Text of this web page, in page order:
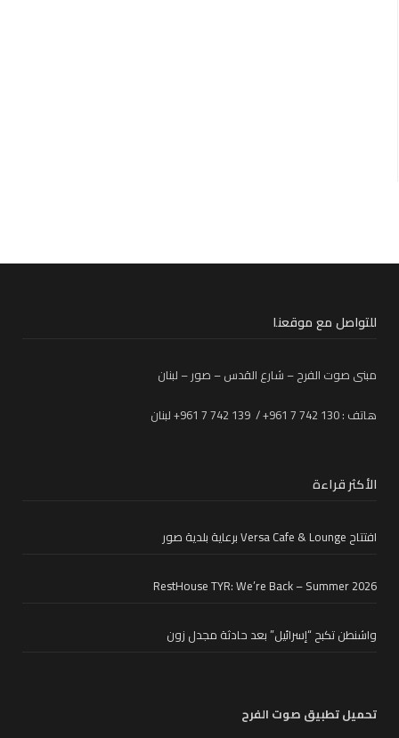
للتواصل مع موقعنا
مبنى صوت الفرح – شارع القدس – صور – لبنان
هاتف : 130 742 7 961+ / 139 742 7 961+ لبنان
الأكثر قراءة
افتتاح Versa Cafe & Lounge برعاية بلدية صور
RestHouse TYR: We’re Back – Summer 2026
واشنطن تكبح “إسرائيل” بعد حادثة مجدل زون
تحميل تطبيق صوت الفرح